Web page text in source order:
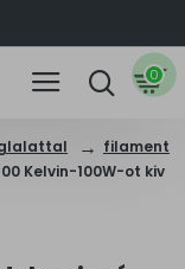
0
filament
Kelvin-100W-ot kiv